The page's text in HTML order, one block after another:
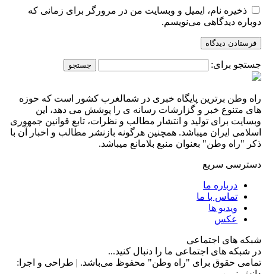
ذخیره نام، ایمیل و وبسایت من در مرورگر برای زمانی که
دوباره دیدگاهی می‌نویسم.
جستجو برای:
راه وطن برترین پایگاه خبری در شمالغرب کشور است که حوزه
های متنوع خبر و گزارشات رسانه ی را پوشش می دهد، این
وبسایت برای تولید و انتشار مطالب و نظرات، تابع قوانین جمهوری
اسلامی ایران میباشد. همچنین هرگونه بازنشر مطالب و اخبار آن با
ذکر "راه وطن" بعنوان منبع بلامانع میباشد.
دسترسی سریع
درباره ما
تماس با ما
ویدیو ها
عکس
شبکه های اجتماعی
در شبکه های اجتماعی ما را دنبال کنید...
تمامی حقوق برای "راه وطن" محفوظ می‌باشد. | طراحی و اجرا: